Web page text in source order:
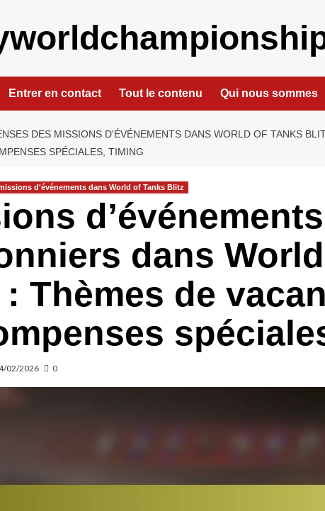
Entrer en contact Tout le contenu Qui nous sommes
DES MISSIONS D'ÉVÉNEMENTS DANS WORLD OF TANKS
SPÉCIALES, TIMING
d'événements dans World of Tanks Blitz
d’événements
dans
Thèmes de
02/2026 0